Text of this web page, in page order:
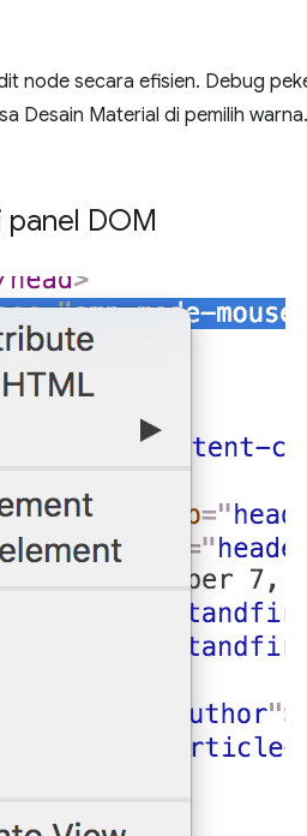
node secara efisien. Debug
Desain Material di pemilih
DOM